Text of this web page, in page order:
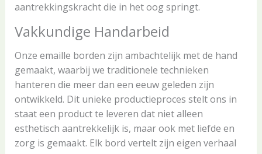
aantrekkingskracht die in het oog springt.
Vakkundige Handarbeid
Onze emaille borden zijn ambachtelijk met de hand
gemaakt, waarbij we traditionele technieken
hanteren die meer dan een eeuw geleden zijn
ontwikkeld. Dit unieke productieproces stelt ons in
staat een product te leveren dat niet alleen
esthetisch aantrekkelijk is, maar ook met liefde en
zorg is gemaakt. Elk bord vertelt zijn eigen verhaal